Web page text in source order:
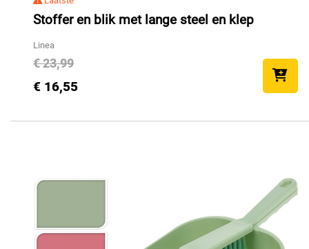
Stoffer en blik met lange steel en klep
Linea
€ 23,99
€ 16,55